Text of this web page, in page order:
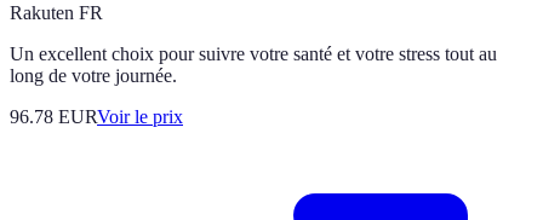
Rakuten FR
Un excellent choix pour suivre votre santé et votre stress tout au
long de votre journée.
96.78 EURVoir le prix